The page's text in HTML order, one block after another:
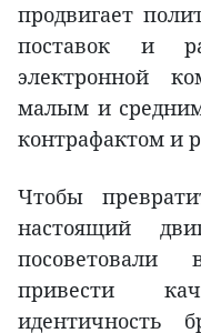
продвигает
поставок и
электронной
малым и
контрафактом и
Чтобы
настоящий
посоветовали
привести
идентичность